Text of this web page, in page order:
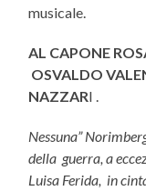
musicale.
AL CAPONE
OSVALDO
NAZZARI .
Nessuna”
della guerra, a
Luisa Ferida, in